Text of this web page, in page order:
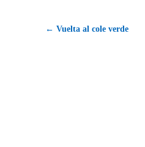
← Vuelta al cole verde